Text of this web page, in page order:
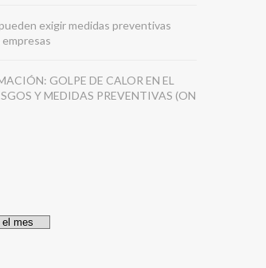
exigir medidas preventivas
GOLPE DE CALOR EN EL
Y MEDIDAS PREVENTIVAS (ON